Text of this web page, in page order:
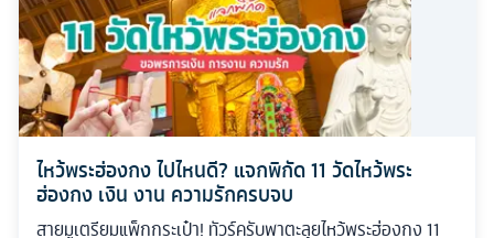
ไหว้พระฮ่องกง ไปไหนดี? แจกพิกัด 11 วัดไหว้พระ
ฮ่องกง เงิน งาน ความรักครบจบ
สายมูเตรียมแพ็กกระเป๋า! ทัวร์ครับพาตะลุยไหว้พระฮ่องกง 11